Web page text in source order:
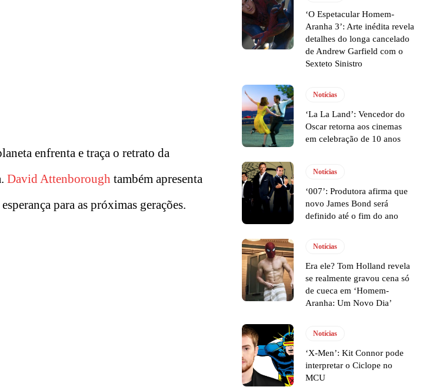
enfrenta e traça o retrato da
David Attenborough também apresenta
para as próximas gerações.
‘O Espetacular Homem-
Aranha 3’: Arte inédita revela
detalhes do longa cancelado
de Andrew Garfield com o
Sexteto Sinistro
Notícias
‘La La Land’: Vencedor do
Oscar retorna aos cinemas
em celebração de 10 anos
Notícias
‘007’: Produtora afirma que
novo James Bond será
definido até o fim do ano
Notícias
Era ele? Tom Holland revela
se realmente gravou cena só
de cueca em ‘Homem-
Aranha: Um Novo Dia’
Notícias
‘X-Men’: Kit Connor pode
interpretar o Ciclope no
MCU